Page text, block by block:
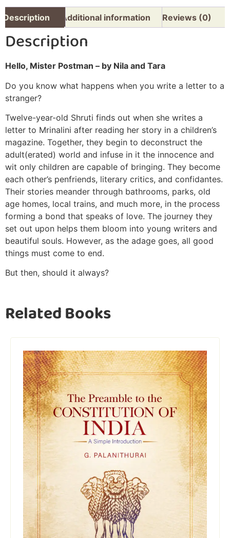
Description Additional information Reviews (0)
Description
Hello, Mister Postman – by Nila and Tara
Do you know what happens when you write a letter to a
stranger?
Twelve-year-old Shruti finds out when she writes a
letter to Mrinalini after reading her story in a children’s
magazine. Together, they begin to deconstruct the
adult(erated) world and infuse in it the innocence and
wit only children are capable of bringing. They become
each other’s penfriends, literary critics, and confidantes.
Their stories meander through bathrooms, parks, old
age homes, local trains, and much more, in the process
forming a bond that speaks of love. The journey they
set out upon helps them bloom into young writers and
beautiful souls. However, as the adage goes, all good
things must come to end.
But then, should it always?
Related Books